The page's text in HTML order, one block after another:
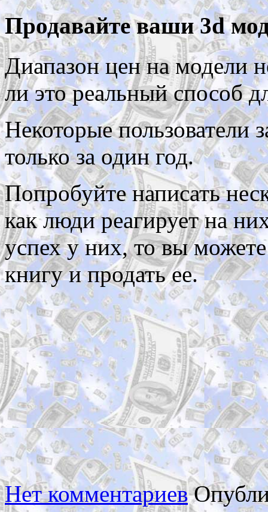
Продавайте ваши 3d
Диапазон цен на модели
ли это реальный способ
Некоторые пользователи
только за один год.
Попробуйте написать
как люди реагирует на
успех у них, то вы
книгу и продать ее.
Нет комментариев